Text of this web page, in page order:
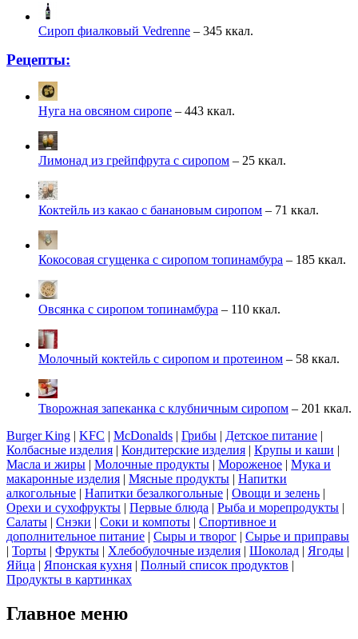
Сироп фиалковый Vedrenne – 345 ккал.
Рецепты:
Нуга на овсяном сиропе – 443 ккал.
Лимонад из грейпфрута с сиропом – 25 ккал.
Коктейль из какао с банановым сиропом – 71 ккал.
Кокосовая сгущенка с сиропом топинамбура – 185 ккал.
Овсянка с сиропом топинамбура – 110 ккал.
Молочный коктейль с сиропом и протеином – 58 ккал.
Творожная запеканка с клубничным сиропом – 201 ккал.
Burger King | KFC | McDonalds | Грибы | Детское питание |
Колбасные изделия | Кондитерские изделия | Крупы и каши |
Масла и жиры | Молочные продукты | Мороженое | Мука и
макаронные изделия | Мясные продукты | Напитки
алкогольные | Напитки безалкогольные | Овощи и зелень |
Орехи и сухофрукты | Первые блюда | Рыба и морепродукты |
Салаты | Снэки | Соки и компоты | Спортивное и
дополнительное питание | Сыры и творог | Сырье и приправы
| Торты | Фрукты | Хлебобулочные изделия | Шоколад | Ягоды |
Яйца | Японская кухня | Полный список продуктов |
Продукты в картинках
Главное меню